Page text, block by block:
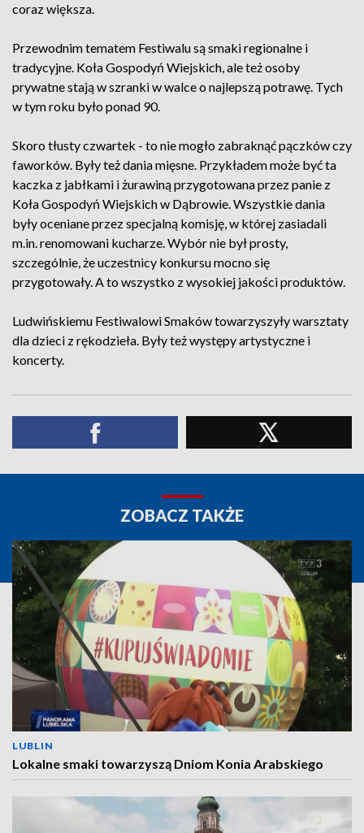
coraz większa.
Przewodnim tematem Festiwalu są smaki regionalne i
tradycyjne. Koła Gospodyń Wiejskich, ale też osoby
prywatne stają w szranki w walce o najlepszą potrawę. Tych
w tym roku było ponad 90.
Skoro tłusty czwartek - to nie mogło zabraknąć pączków czy
faworków. Były też dania mięsne. Przykładem może być ta
kaczka z jabłkami i żurawiną przygotowana przez panie z
Koła Gospodyń Wiejskich w Dąbrowie. Wszystkie dania
były oceniane przez specjalną komisję, w której zasiadali
m.in. renomowani kucharze. Wybór nie był prosty,
szczególnie, że uczestnicy konkursu mocno się
przygotowały. A to wszystko z wysokiej jakości produktów.
Ludwińskiemu Festiwalowi Smaków towarzyszyły warsztaty
dla dzieci z rękodzieła. Były też występy artystyczne i
koncerty.
ZOBACZ TAKŻE
LUBLIN
Lokalne smaki towarzyszą Dniom Konia Arabskiego